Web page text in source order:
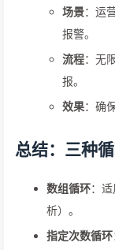
场景：运
报警。
流程：无
报。
效果：确
总结：三种
数组循环：
析）。
指定次数循环